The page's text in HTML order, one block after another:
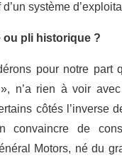
système
ou pli historique ?
pour notre part
n’a rien à voir
côtés l’inverse
convaincre de
Motors, né du